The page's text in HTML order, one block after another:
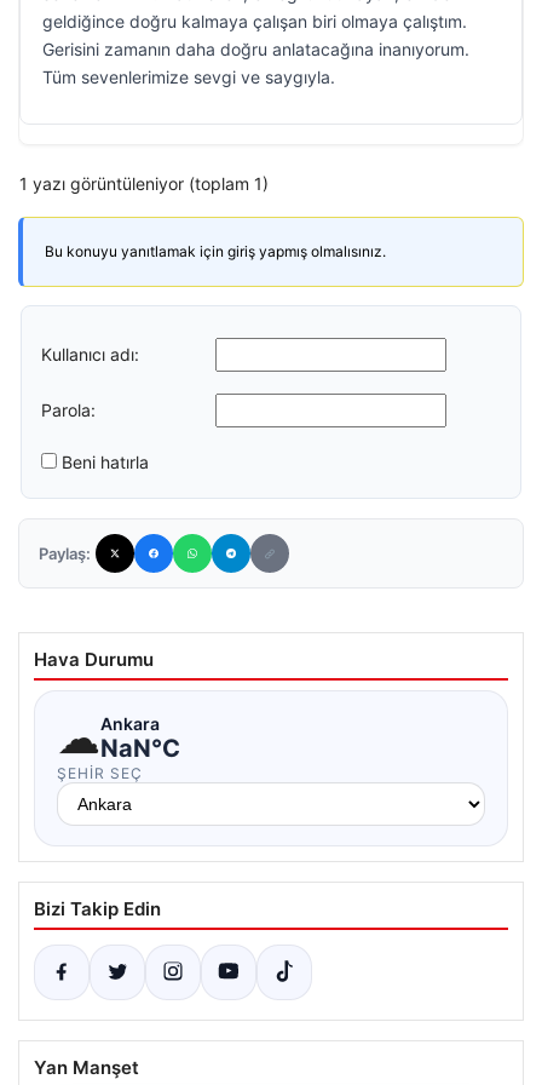
geldiğince doğru kalmaya çalışan biri olmaya çalıştım.
Gerisini zamanın daha doğru anlatacağına inanıyorum.
Tüm sevenlerimize sevgi ve saygıyla.
1 yazı görüntüleniyor (toplam 1)
Bu konuyu yanıtlamak için giriş yapmış olmalısınız.
Kullanıcı adı:
Parola:
Beni hatırla
Paylaş:
Hava Durumu
☁Ankara
NaN°C
ŞEHIR SEÇ
Bizi Takip Edin
Yan Manşet